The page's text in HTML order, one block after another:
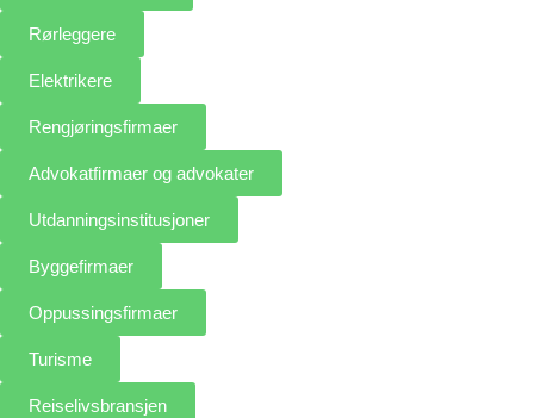
Rørleggere
Elektrikere
Rengjøringsfirmaer
Advokatfirmaer og advokater
Utdanningsinstitusjoner
Byggefirmaer
Oppussingsfirmaer
Turisme
Reiselivsbransjen